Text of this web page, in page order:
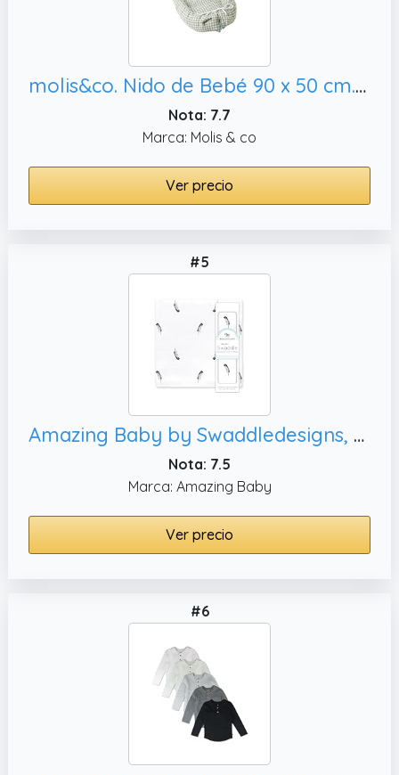
molis&co. Nido de Bebé 90 x 50 cm. Reductor de Cuna o Nido de Colecho para Bebe. Algodón. Cuna Portátil o de Viaje para recién Nacido. Mint Tea. Oeko-Tex 100.
Nota: 7.7
Marca: Molis & co
Ver precio
#5
Amazing Baby by Swaddledesigns, Gris y Negro Suave
Nota: 7.5
Marca: Amazing Baby
Ver precio
#6